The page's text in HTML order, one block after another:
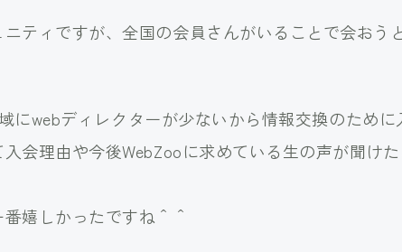
ティですが、全国の会員さんがいることで会おう
webディレクターが少ないから情報交換のため
会理由や今後WebZooに求めている生の声が聞け
嬉しかったですね＾＾